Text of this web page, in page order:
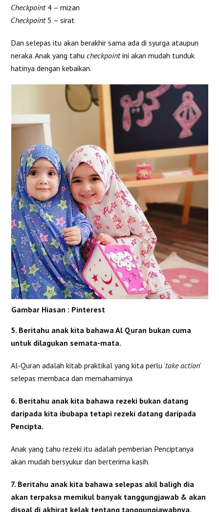
Checkpoint4 – mizan
Checkpoint5 – sirat
Dan selepas itu akan berakhir sama ada di syurga ataupun
neraka. Anak yang tahucheckpointini akan mudah tunduk
hatinya dengan kebaikan.
Gambar Hiasan : Pinterest
5. Beritahu anak kita bahawa Al Quran bukan cuma
untuk dilagukan semata-mata.
Al-Quran adalah kitab praktikal yang kita perlu ‘take action‘
selepas membaca dan memahaminya
6. Beritahu anak kita bahawa rezeki bukan datang
daripada kita ibubapa tetapi rezeki datang daripada
Pencipta.
Anak yang tahu rezeki itu adalah pemberian Penciptanya
akan mudah bersyukur dan berterima kasih.
7. Beritahu anak kita bahawa selepas akil baligh dia
akan terpaksa memikul banyak tanggungjawab & akan
disoal di akhirat kelak tentang tanggungjawabnya.